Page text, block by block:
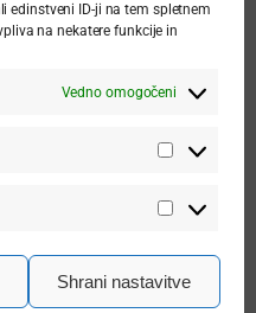
edinstveni ID-ji na tem spletnem
na nekatere funkcije in
Vedno omogočeni
Statistika
Shrani nastavitve